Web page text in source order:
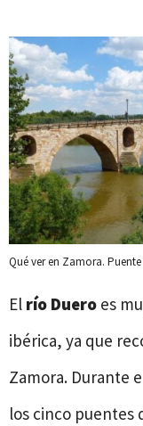
Qué ver en Zamora.
El río Duero es
ibérica, ya que
Zamora. Durante
los cinco puentes